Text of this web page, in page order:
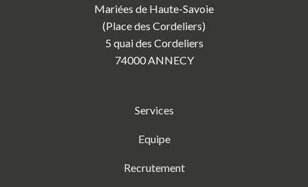
Mariées de Haute-Savoie
(Place des Cordeliers)
5 quai des Cordeliers
74000 ANNECY
Services
Equipe
Recrutement